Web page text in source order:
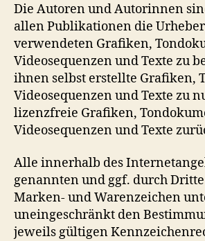
Die Autoren und Autorinnen
allen Publikationen die
verwendeten Grafiken,
Videosequenzen und Texte zu
ihnen selbst erstellte Grafiken,
Videosequenzen und Texte zu
lizenzfreie Grafiken,
Videosequenzen und Texte
Alle innerhalb des
genannten und ggf. durch
Marken- und Warenzeichen
uneingeschränkt den
jeweils gültigen